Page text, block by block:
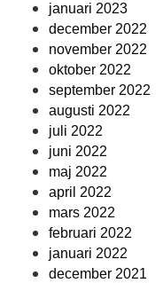
januari 2023
december 2022
november 2022
oktober 2022
september 2022
augusti 2022
juli 2022
juni 2022
maj 2022
april 2022
mars 2022
februari 2022
januari 2022
december 2021